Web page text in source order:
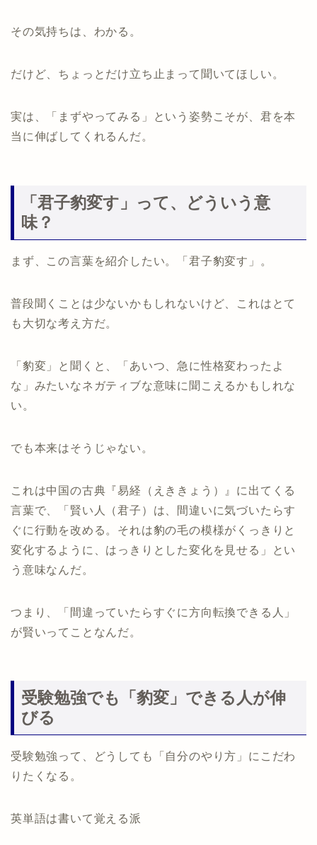
その気持ちは、わかる。
だけど、ちょっとだけ立ち止まって聞いてほしい。
実は、「まずやってみる」という姿勢こそが、君を本
当に伸ばしてくれるんだ。
「君子豹変す」って、どういう意
味？
まず、この言葉を紹介したい。「君子豹変す」。
普段聞くことは少ないかもしれないけど、これはとて
も大切な考え方だ。
「豹変」と聞くと、「あいつ、急に性格変わったよ
な」みたいなネガティブな意味に聞こえるかもしれな
い。
でも本来はそうじゃない。
これは中国の古典『易経（えききょう）』に出てくる
言葉で、「賢い人（君子）は、間違いに気づいたらす
ぐに行動を改める。それは豹の毛の模様がくっきりと
変化するように、はっきりとした変化を見せる」とい
う意味なんだ。
つまり、「間違っていたらすぐに方向転換できる人」
が賢いってことなんだ。
受験勉強でも「豹変」できる人が伸
びる
受験勉強って、どうしても「自分のやり方」にこだわ
りたくなる。
英単語は書いて覚える派